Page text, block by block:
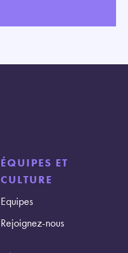
ÉQUIPES ET
CULTURE
Equipes
Rejoignez-nous